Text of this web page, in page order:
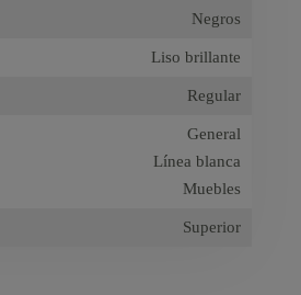
Negros
Liso brillante
Regular
General
Línea blanca
Muebles
Superior